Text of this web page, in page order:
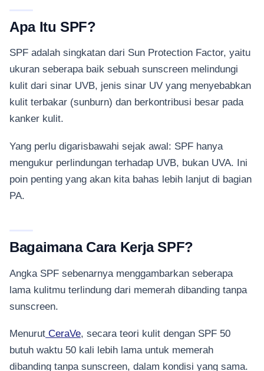
Apa Itu SPF?
SPF adalah singkatan dari Sun Protection Factor, yaitu
ukuran seberapa baik sebuah sunscreen melindungi
kulit dari sinar UVB, jenis sinar UV yang menyebabkan
kulit terbakar (sunburn) dan berkontribusi besar pada
kanker kulit.
Yang perlu digarisbawahi sejak awal: SPF hanya
mengukur perlindungan terhadap UVB, bukan UVA. Ini
poin penting yang akan kita bahas lebih lanjut di bagian
PA.
Bagaimana Cara Kerja SPF?
Angka SPF sebenarnya menggambarkan seberapa
lama kulitmu terlindung dari memerah dibanding tanpa
sunscreen.
Menurut CeraVe, secara teori kulit dengan SPF 50
butuh waktu 50 kali lebih lama untuk memerah
dibanding tanpa sunscreen, dalam kondisi yang sama.